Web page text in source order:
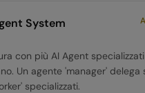
System
con più AI Agent
Un agente 'manager' delega
specializzati.